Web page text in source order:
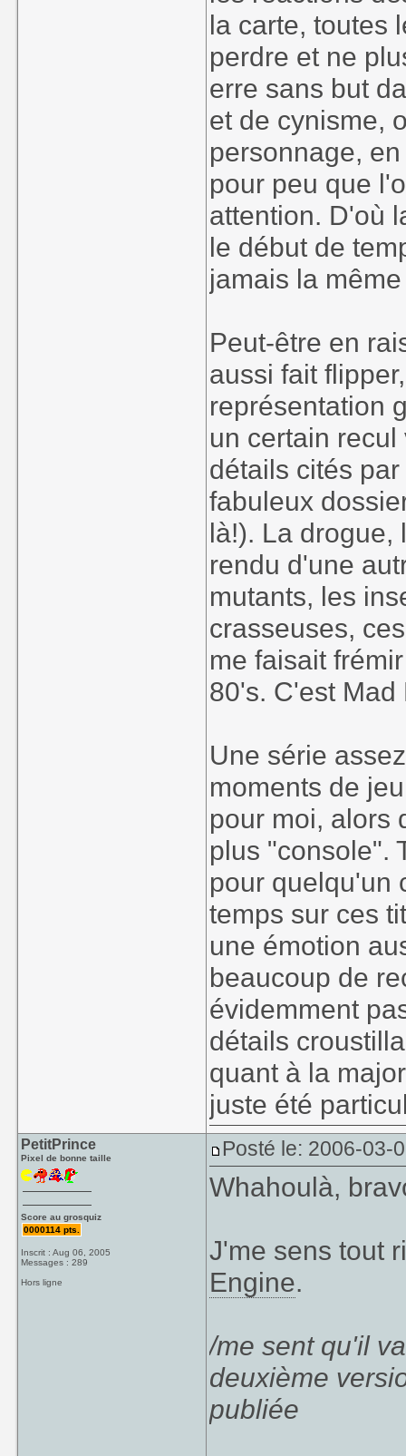
la carte, toutes
perdre et ne
erre sans but
et de cynisme,
personnage,
pour peu que
attention. D'où
le début de
jamais la
Peut-être en
aussi fait
représentation
un certain
détails cités
fabuleux
là!). La drogue,
rendu d'une
mutants, les
crasseuses,
me faisait
80's. C'est Mad
Une série
moments de
pour moi, alors
plus "console".
pour quelqu'un
temps sur ces
une émotion
beaucoup de
évidemment
détails
quant à la
juste été
PetitPrince
Pixel de bonne taille
Score au grosquiz
0000114 pts.
Inscrit : Aug 06, 2005
Messages : 289
Hors ligne
Posté le: 2006-03-
Whahoulà,
J'me sens tout
Engine.
/me sent qu'il
deuxième
publiée